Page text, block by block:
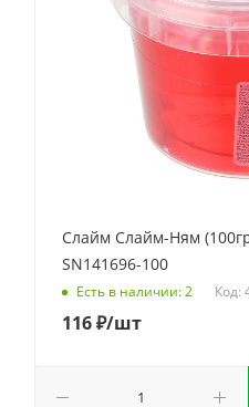
Слайм Слайм-Ням
SN141696-100
Есть в наличии: 2 Код:
116₽/шт